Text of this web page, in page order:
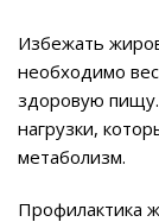
Избежать
необходимо
здоровую
нагрузки,
метаболизм.
Профилактика